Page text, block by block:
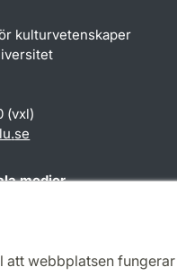
att webbplatsen
kulturvetenskaper
(vxl)
.se
medier